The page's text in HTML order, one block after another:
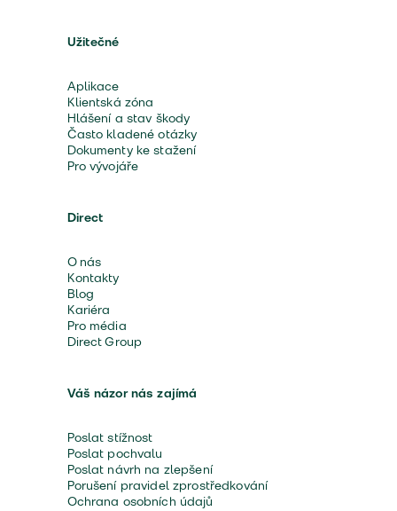
Užitečné
Aplikace
Klientská zóna
Hlášení a stav škody
Často kladené otázky
Dokumenty ke stažení
Pro vývojáře
Direct
O nás
Kontakty
Blog
Kariéra
Pro média
Direct Group
Váš názor nás zajímá
Poslat stížnost
Poslat pochvalu
Poslat návrh na zlepšení
Porušení pravidel zprostředkování
Ochrana osobních údajů